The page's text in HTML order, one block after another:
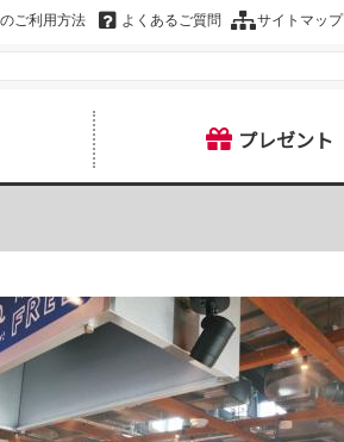
ご利用方法 よくあるご質問 サイトマップ
プレゼント